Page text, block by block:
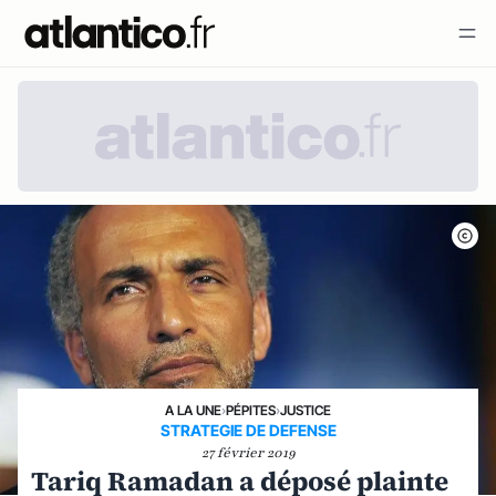
A LA UNE›PÉPITES›JUSTICE
STRATEGIE DE DEFENSE
27 février 2019
Tariq Ramadan a déposé plainte